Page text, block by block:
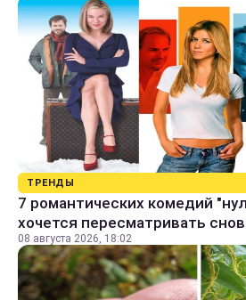
ТРЕНДЫ
7 романтических комедий
хочется пересматривать
08 августа 2026, 18:02